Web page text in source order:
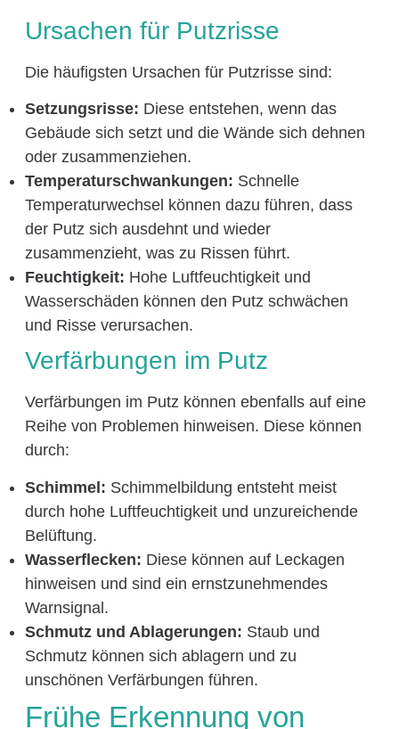
Ursachen für Putzrisse
Die häufigsten Ursachen für Putzrisse sind:
Setzungsrisse: Diese entstehen, wenn das
Gebäude sich setzt und die Wände sich dehnen
oder zusammenziehen.
Temperaturschwankungen: Schnelle
Temperaturwechsel können dazu führen, dass
der Putz sich ausdehnt und wieder
zusammenzieht, was zu Rissen führt.
Feuchtigkeit: Hohe Luftfeuchtigkeit und
Wasserschäden können den Putz schwächen
und Risse verursachen.
Verfärbungen im Putz
Verfärbungen im Putz können ebenfalls auf eine
Reihe von Problemen hinweisen. Diese können
durch:
Schimmel: Schimmelbildung entsteht meist
durch hohe Luftfeuchtigkeit und unzureichende
Belüftung.
Wasserflecken: Diese können auf Leckagen
hinweisen und sind ein ernstzunehmendes
Warnsignal.
Schmutz und Ablagerungen: Staub und
Schmutz können sich ablagern und zu
unschönen Verfärbungen führen.
Frühe Erkennung von